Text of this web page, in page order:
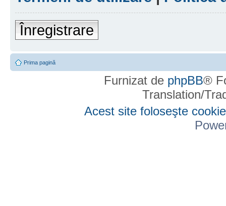
Înregistrare
Prima pagină
Furnizat de phpBB®
Translation/
Acest site foloseşte